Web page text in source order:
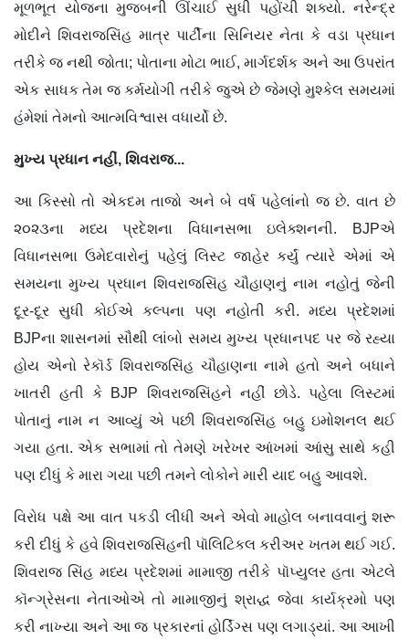
મૂળભૂત યોજના મુજબની ઊંચાઈ સુધી પહોંચી શક્યો. નરેન્દ્ર
મોદીને શિવરાજસિંહ માત્ર પાર્ટીના સિનિયર નેતા કે વડા પ્રધાન
તરીકે જ નથી જોતા; પોતાના મોટા ભાઈ, માર્ગદર્શક અને આ ઉપરાંત
એક સાધક તેમ જ કર્મયોગી તરીકે જુએ છે જેમણે મુશ્કેલ સમયમાં
હંમેશાં તેમનો આત્મવિશ્વાસ વધાર્યો છે.
મુખ્ય પ્રધાન નહીં, શિવરાજ...
આ કિસ્સો તો એકદમ તાજો અને બે વર્ષ પહેલાંનો જ છે. વાત છે
૨૦૨૩ના મધ્ય પ્રદેશના વિધાનસભા ઇલેક્શનની. BJPએ
વિધાનસભા ઉમેદવારોનું પહેલું લિસ્ટ જાહેર કર્યું ત્યારે એમાં એ
સમયના મુખ્ય પ્રધાન શિવરાજસિંહ ચૌહાણનું નામ નહોતું જેની
દૂર-દૂર સુધી કોઈએ કલ્પના પણ નહોતી કરી. મધ્ય પ્રદેશમાં
BJPના શાસનમાં સૌથી લાંબો સમય મુખ્ય પ્રધાનપદ પર જે રહ્યા
હોય એનો રેકૉર્ડ શિવરાજસિંહ ચૌહાણના નામે હતો અને બધાને
ખાતરી હતી કે BJP શિવરાજસિંહને નહીં છોડે. પહેલા લિસ્ટમાં
પોતાનું નામ ન આવ્યું એ પછી શિવરાજસિંહ બહુ ઇમોશનલ થઈ
ગયા હતા. એક સભામાં તો તેમણે ખરેખર આંખમાં આંસુ સાથે કહી
પણ દીધું કે મારા ગયા પછી તમને લોકોને મારી યાદ બહુ આવશે.
વિરોધ પક્ષે આ વાત પકડી લીધી અને એવો માહોલ બનાવવાનું શરૂ
કરી દીધું કે હવે શિવરાજસિંહની પૉલિટિકલ કરીઅર ખતમ થઈ ગઈ.
શિવરાજ સિંહ મધ્ય પ્રદેશમાં મામાજી તરીકે પૉપ્યુલર હતા એટલે
કૉન્ગ્રેસના નેતાઓએ તો મામાજીનું શ્રાદ્ધ જેવા કાર્યક્રમો પણ
કરી નાખ્યા અને આ જ પ્રકારનાં હોર્ડિંગ્સ પણ લગાડ્યાં. આ આખી